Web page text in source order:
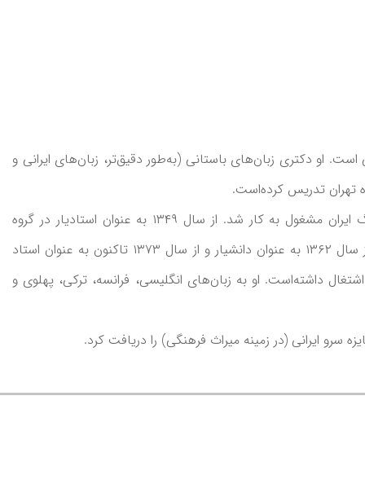
است. او دکتری زبان‌های باستانی (به‌طور دقیق‌تر، زبان‌های ایرانی و
ژاله آموزگار از سال ۱۳۴۷ تا ۱۳۴۹ به عنوان پژوهشگر در بنیاد فرهنگ ایران مشغول به کار شد. از سال ۱۳۴۹ به عنوان استادیار در گروه
فرهنگ و زبان‌های باستانی دانشگاه تهران شروع به تدریس کرد و از سال ۱۳۶۲ به عنوان دانشیار و از سال ۱۳۷۳ تاکنون به عنوان استاد
داشته‌است. او به زبان‌های انگلیسی، فرانسه، ترکی، پهلوی و